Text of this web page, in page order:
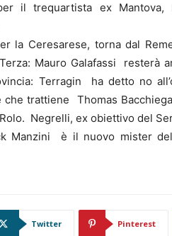
il trequartista ex
la Ceresarese, torna dal
Mauro Galafassi resterà
Terragin ha detto no
che trattiene Thomas
Negrelli, ex obiettivo del
Manzini è il nuovo mister
Twitter Pinterest